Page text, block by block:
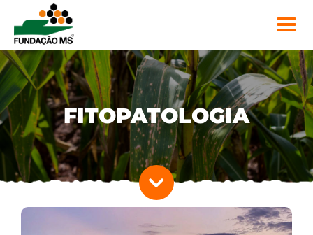
FITOPATOLOGIA